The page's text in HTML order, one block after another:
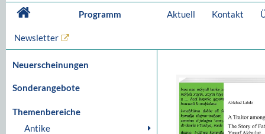
Programm Aktuell Kontakt
Newsletter
Neuerscheinungen
Sonderangebote
Themenbereiche
Antike